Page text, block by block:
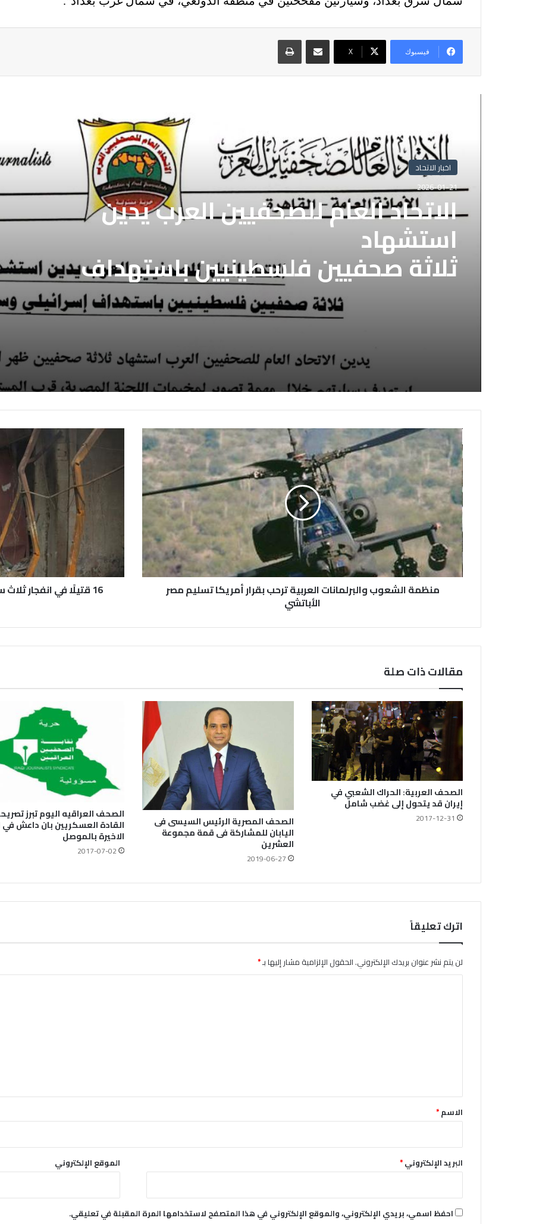
فيسبوك X
مشاركة عبر البريد طباعة
اخبار الاتحاد
2026-01-21
الاتحاد العام للصحفيين العرب يدين
استشهاد
ثلاثة صحفيين فلسطينيين باستهداف
إسرائيلي وسط قطاع غزة
اخبار الاتحاد
2025-11-05
الاتحاد العام للصحفيين العرب يطالب
قوات الدعم السريع بالافراج عن
الصحفيين السودانيين المعتقلين
لديها فوراً
منظمة الشعوب والبرلمانات العربية ترحب بقرار أمريكا تسليم مصر
الأباتشي
16 قتيلًا في انفجار ثلاث سيارات مفخخة يقود إحداها انتحاري ببغداد
مقالات ذات صلة
الصحف العربية: الحراك الشعبي في
إيران قد يتحول إلى غضب شامل
2017-12-31 الصحف المصرية الرئيس السيسى فى
اليابان للمشاركة فى قمة مجموعة
العشرين
2019-06-27
الصحف العراقيه اليوم تبرز
القادة العسكريين بان داعش في
الاخيرة بالموصل
2017-07-02
اترك تعليقاً
لن يتم نشر عنوان بريدك الإلكتروني.الحقول الإلزامية مشار إليها بـ*
*الاسم*
البريد الإلكتروني* الموقع الإلكتروني
احفظ اسمي، بريدي الإلكتروني، والموقع الإلكتروني في هذا المتصفح لاستخدامها المرة المقبلة في تعليقي.